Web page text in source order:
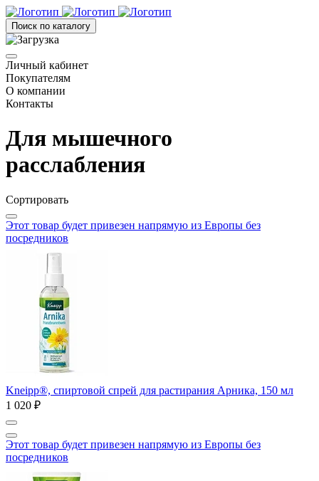
Поиск по каталогу
Личный кабинет
Покупателям
О компании
Контакты
Для мышечного
расслабления
Сортировать
Этот товар будет привезен напрямую из Европы без
посредников
Kneipp®, спиртовой спрей для растирания Арника, 150 мл
1 020 ₽
Этот товар будет привезен напрямую из Европы без
посредников